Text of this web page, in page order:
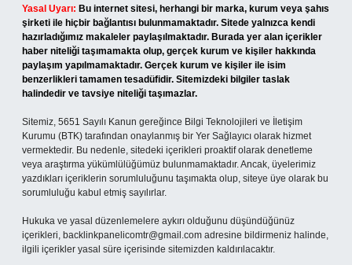
Yasal Uyarı: Bu internet sitesi, herhangi bir marka, kurum veya şahıs
şirketi ile hiçbir bağlantısı bulunmamaktadır. Sitede yalnızca kendi
hazırladığımız makaleler paylaşılmaktadır. Burada yer alan içerikler
haber niteliği taşımamakta olup, gerçek kurum ve kişiler hakkında
paylaşım yapılmamaktadır. Gerçek kurum ve kişiler ile isim
benzerlikleri tamamen tesadüfidir. Sitemizdeki bilgiler taslak
halindedir ve tavsiye niteliği taşımazlar.
Sitemiz, 5651 Sayılı Kanun gereğince Bilgi Teknolojileri ve İletişim
Kurumu (BTK) tarafından onaylanmış bir Yer Sağlayıcı olarak hizmet
vermektedir. Bu nedenle, sitedeki içerikleri proaktif olarak denetleme
veya araştırma yükümlülüğümüz bulunmamaktadır. Ancak, üyelerimiz
yazdıkları içeriklerin sorumluluğunu taşımakta olup, siteye üye olarak bu
sorumluluğu kabul etmiş sayılırlar.
Hukuka ve yasal düzenlemelere aykırı olduğunu düşündüğünüz
içerikleri, backlinkpanelicomtr@gmail.com adresine bildirmeniz halinde,
ilgili içerikler yasal süre içerisinde sitemizden kaldırılacaktır.